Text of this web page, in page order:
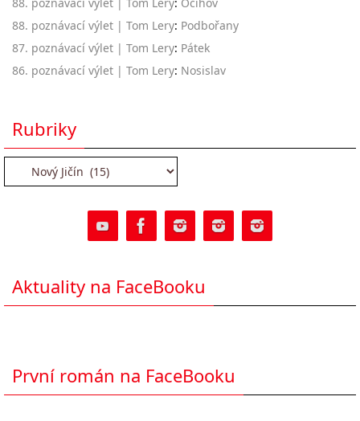
88. poznávací výlet | Tom Lery: Očihov
88. poznávací výlet | Tom Lery: Podbořany
87. poznávací výlet | Tom Lery: Pátek
86. poznávací výlet | Tom Lery: Nosislav
Rubriky
Rubriky
Aktuality na FaceBooku
První román na FaceBooku